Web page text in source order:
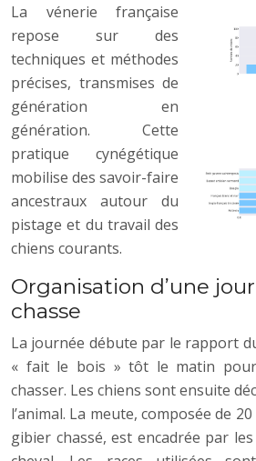
La vénerie française
repose sur des
techniques et méthodes
précises, transmises de
génération en
génération. Cette
pratique cynégétique
mobilise des savoir-faire
ancestraux autour du
pistage et du travail des
chiens courants.
Organisation d’une
chasse
La journée débute par le rapport
« fait le bois » tôt le matin pour
chasser. Les chiens sont ensuite
l’animal. La meute, composée de
gibier chassé, est encadrée par